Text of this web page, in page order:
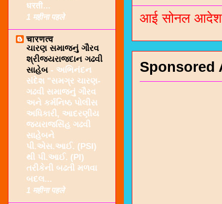
आई सोनल आदेश
Sponsored
धरती...
1 महीना पहले
चारणत्व
ચારણ સમાજનું ગૌરવ
શ્રીજયરાજદાન ગઢવી
સાહેબ - અભિનંદન
સંદેશ "સમગ્ર ચારણ-
ગઢવી સમાજનું ગૌરવ
અને કર્મનિષ્ઠ પોલીસ
અધિકારી, આદરણીય
જયરાજસિંહ ગઢવી
સાહેબને
પી.એસ.આઈ. (PSI)
થી પી.આઈ. (PI)
તરીકેની બઢતી મળવા
બદલ...
1 महीना पहले